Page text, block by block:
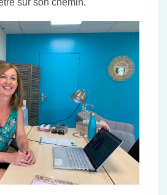
sur son chemin.